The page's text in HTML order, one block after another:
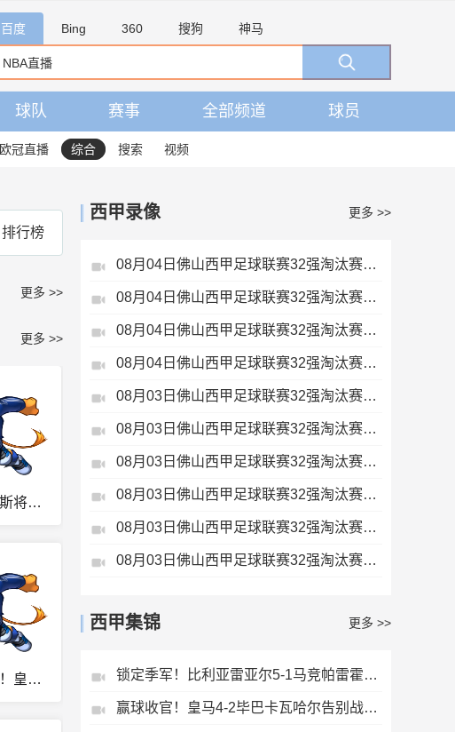
百度 Bing 360 搜狗 神马
球队 赛事 全部频道 球员
欧冠直播 综合 搜索 视频
排行榜
更多 >>
更多 >>
记者：阿尔瓦雷斯将与西蒙尼会面确定未来，罗梅罗即将加盟马竞
左右边翼均就位！皇马一天内先后官宣签下迪奥曼德、续约维尼修斯
西甲录像 更多 >>
08月04日佛山西甲足球联赛32强淘汰赛藝品高國際VS湛江狂狼·粵辉能源全场录像
08月04日佛山西甲足球联赛32强淘汰赛广东西南建设VS香港圣徒全场录像
08月04日佛山西甲足球联赛32强淘汰赛肇庆恒骏成VS三七互娱全场录像
08月04日佛山西甲足球联赛32强淘汰赛贪玩游戏VS美的薪火全场录像
08月03日佛山西甲足球联赛32强淘汰赛广州求信VS顺德新青年全场录像
08月03日佛山西甲足球联赛32强淘汰赛三水乐民兴健力宝VS中国澳门澳科精英全场录像
08月03日佛山西甲足球联赛32强淘汰赛广州蜀地红VS广州戴拿模全场录像
08月03日佛山西甲足球联赛32强淘汰赛广东客家青年VS广州英华思力U17全场录像
08月03日佛山西甲足球联赛32强淘汰赛广东凤铝VS湛江八部科技全场录像
08月03日佛山西甲足球联赛32强淘汰赛大塘控股VS茂名市点都得全场录像
西甲集锦 更多 >>
锁定季军！比利亚雷亚尔5-1马竞帕雷霍点射佩雷斯两射一传
赢球收官！皇马4-2毕巴卡瓦哈尔告别战助攻姆巴佩贝林厄姆破门